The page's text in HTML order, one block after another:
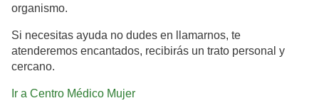
organismo.
Si necesitas ayuda no dudes en llamarnos, te
atenderemos encantados, recibirás un trato personal y
cercano.
Ir a Centro Médico Mujer